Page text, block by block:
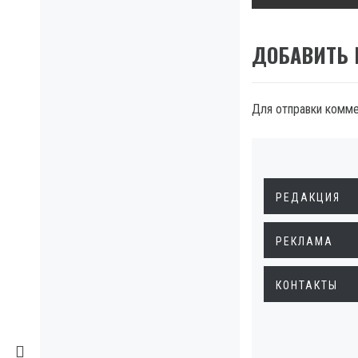
ДОБАВИТЬ
Для отправки
РЕДАКЦИЯ
РЕКЛАМА
КОНТАКТЫ